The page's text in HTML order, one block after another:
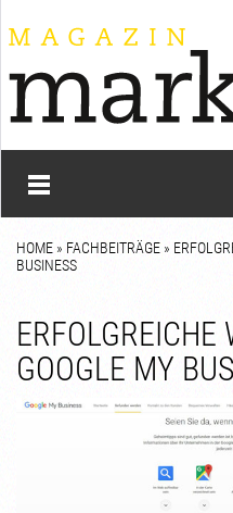
HOME » FACHBEITRÄGE »
BUSINESS
GOOGLE MY